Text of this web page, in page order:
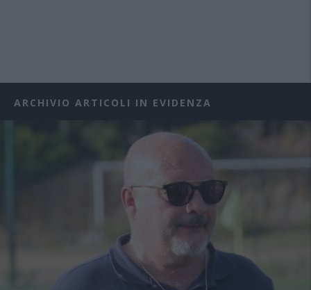
ARCHIVIO ARTICOLI IN EVIDENZA